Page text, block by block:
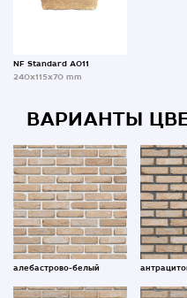
NF Standard A011
240x115x70 mm
ВАРИАНТЫ
алебастрово-белый